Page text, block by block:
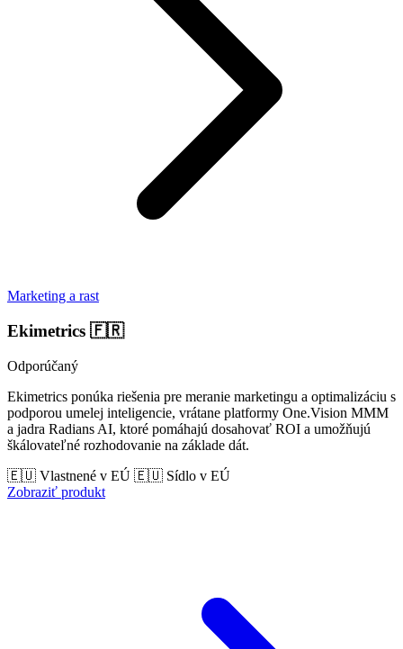
Marketing a rast
Ekimetrics 🇫🇷
Odporúčaný
Ekimetrics ponúka riešenia pre meranie marketingu a optimalizáciu s
podporou umelej inteligencie, vrátane platformy One.Vision MMM
a jadra Radians AI, ktoré pomáhajú dosahovať ROI a umožňujú
škálovateľné rozhodovanie na základe dát.
🇪🇺 Vlastnené v EÚ 🇪🇺 Sídlo v EÚ
Zobraziť produkt